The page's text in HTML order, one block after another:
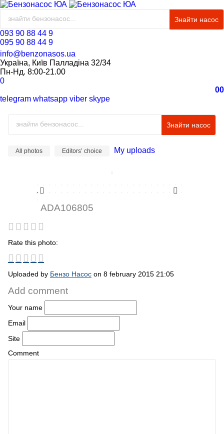
Знайти насос
093 90 88 44 9
095 90 88 44 9
info@benzonasos.ua
Україна, Київ Палладіна 32/34
Пн-Нд. 8:00-21.00
0
00
telegram whatsapp viber skype
Знайти насос
All photos Editors’ choice My uploads
ADA106805
Rate this photo:
Uploaded by Бензо Насос on 8 february 2015 21:05
Add comment
Your name
Email
Site
Comment